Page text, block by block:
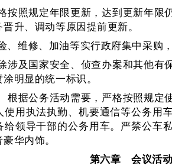
按照规定年限更新，达到更新年限
升、调动等原因提前更新。
、维修、加油等实行政府集中采购
及国家安全、侦查办案和其他有
明显的统一标识。
据公务活动需要，严格按照规定
使用执法执勤、机要通信等公务用
给领导干部的公务用车。严禁公车
华内饰。
第六章 会议活